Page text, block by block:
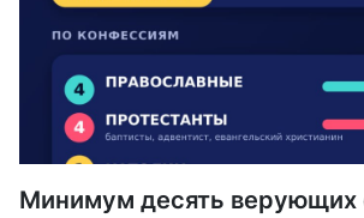
Минимум десять верующих